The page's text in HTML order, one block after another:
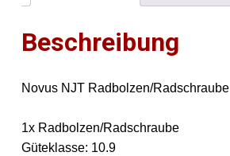
Beschreibung
Novus NJT Radbolzen/Radschraube
1x Radbolzen/Radschraube
Güteklasse: 10.9